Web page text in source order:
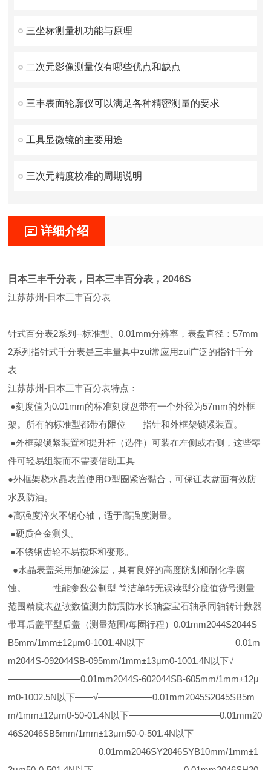
三坐标测量机功能与原理
二次元影像测量仪有哪些优点和缺点
三丰表面轮廓仪可以满足各种精密测量的要求
工具显微镜的主要用途
三次元精度校准的周期说明
详细介绍
日本三丰千分表，日本三丰百分表，2046S
江苏苏州-日本三丰百分表
针式百分表2系列--标准型、0.01mm分辨率，表盘直径：57mm
2系列指针式千分表是三丰量具中zui常应用zui广泛的指针千分
表
江苏苏州-日本三丰百分表特点：
●刻度值为0.01mm的标准刻度盘带有一个外径为57mm的外框
架。所有的标准型都带有限位 指针和外框架锁紧装置。
●外框架锁紧装置和提升杆（选件）可装在左侧或右侧，这些零
件可轻易组装而不需要借助工具
●外框架桡水晶表盖使用O型圈紧密黏合，可保证表盘面有效防
水及防油。
●高强度淬火不钢心轴，适于高强度测量。
●硬质合金测头。
●不锈钢齿轮不易损坏和变形。
●水晶表盖采用加硬涂层，具有良好的高度防划和耐化学腐
蚀。 性能参数公制型 简洁单转无误读型分度值货号测量
范围精度表盘读数值测力防震防水长轴套宝石轴承同轴转计数器
带耳后盖平型后盖（测量范围/每圈行程）0.01mm2044S2044S
B5mm/1mm±12μm0-1001.4N以下——————————0.01m
m2044S-092044SB-095mm/1mm±13μm0-1001.4N以下√
————————0.01mm2044S-602044SB-605mm/1mm±12μ
m0-1002.5N以下——√——————0.01mm2045S2045SB5m
m/1mm±12μm0-50-01.4N以下——————————0.01mm20
46S2046SB5mm/1mm±13μm50-0-501.4N以下
——————————0.01mm2046SY2046SYB10mm/1mm±1